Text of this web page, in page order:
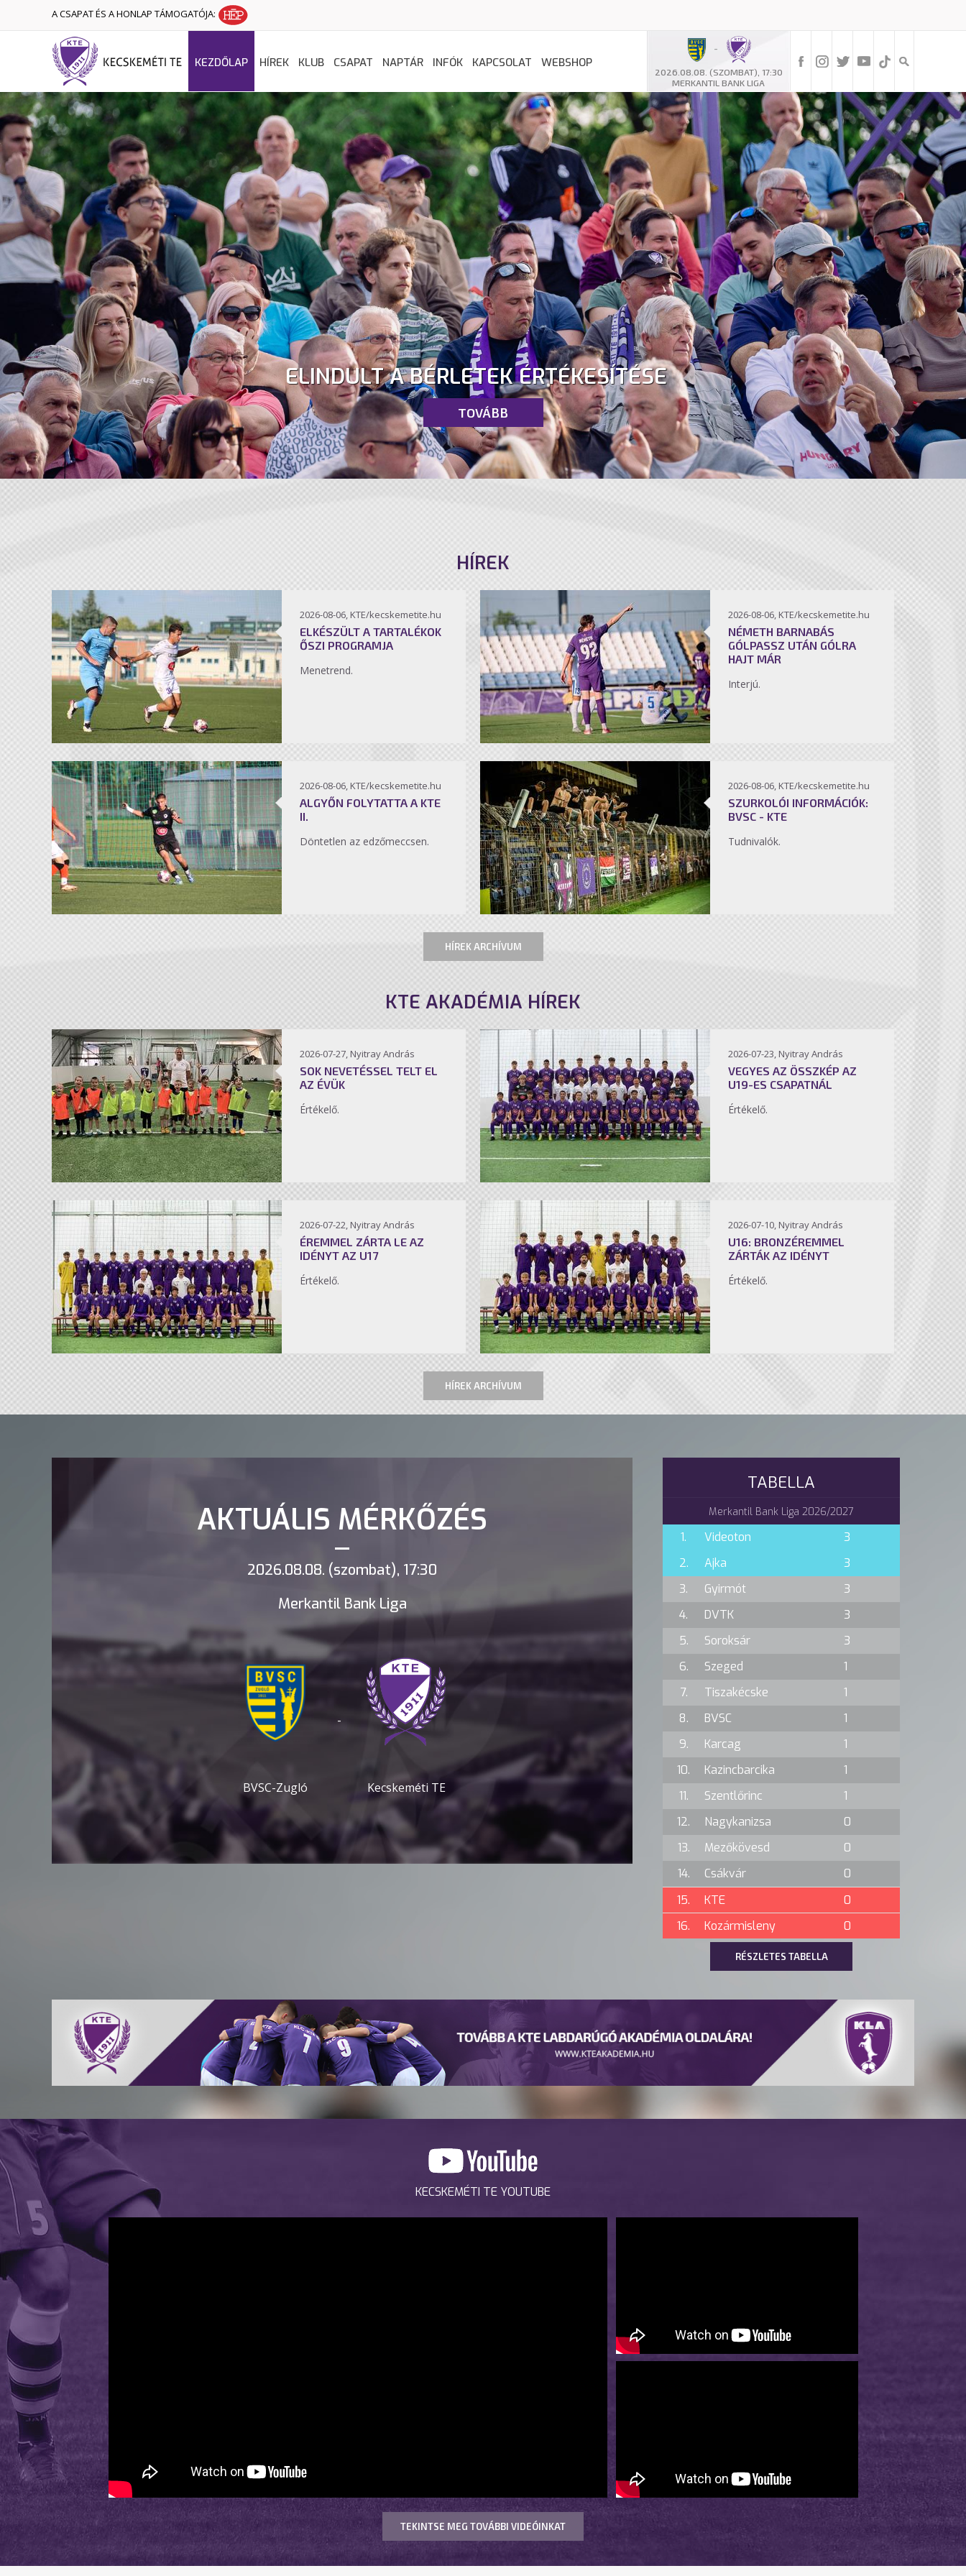
A CSAPAT ÉS A HONLAP TÁMOGATÓJA:
-
2026.08.08. (SZOMBAT), 17:30
MERKANTIL BANK LIGA
KEZDŐLAP HÍREK KLUB CSAPAT NAPTÁR INFÓK KAPCSOLAT WEBSHOP
ELINDULT A BÉRLETEK ÉRTÉKESÍTÉSE
TOVÁBB
HÍREK
2026-08-06, KTE/kecskemetite.hu
ELKÉSZÜLT A TARTALÉKOK
ŐSZI PROGRAMJA
Menetrend.
2026-08-06, KTE/kecskemetite.hu
NÉMETH BARNABÁS
GÓLPASSZ UTÁN GÓLRA
HAJT MÁR
Interjú.
2026-08-06, KTE/kecskemetite.hu
ALGYŐN FOLYTATTA A KTE
II.
Döntetlen az edzőmeccsen.
2026-08-06, KTE/kecskemetite.hu
SZURKOLÓI INFORMÁCIÓK:
BVSC - KTE
Tudnivalók.
HÍREK ARCHÍVUM
KTE AKADÉMIA HÍREK
2026-07-27, Nyitray András
SOK NEVETÉSSEL TELT EL
AZ ÉVÜK
Értékelő.
2026-07-23, Nyitray András
VEGYES AZ ÖSSZKÉP AZ
U19-ES CSAPATNÁL
Értékelő.
2026-07-22, Nyitray András
ÉREMMEL ZÁRTA LE AZ
IDÉNYT AZ U17
Értékelő.
2026-07-10, Nyitray András
U16: BRONZÉREMMEL
ZÁRTÁK AZ IDÉNYT
Értékelő.
HÍREK ARCHÍVUM
AKTUÁLIS MÉRKŐZÉS
2026.08.08. (szombat), 17:30
Merkantil Bank Liga
BVSC-Zugló
-
Kecskeméti TE
TABELLA
Merkantil Bank Liga 2026/2027
1. Videoton
3
2.
Ajka
3
3.
Gyirmót
3
4.
DVTK
3
5.
Soroksár
3
6.
Szeged
1
7.
Tiszakécske
1
8.
BVSC
1
9.
Karcag
1
10.
Kazincbarcika
1
11.
Szentlőrinc
1
12.
Nagykanizsa
0
13.
Mezőkövesd
0
14.
Csákvár
0
15.
KTE
0
16.
Kozármisleny 0
RÉSZLETES TABELLA
KECSKEMÉTI TE YOUTUBE
TEKINTSE MEG TOVÁBBI VIDEÓINKAT